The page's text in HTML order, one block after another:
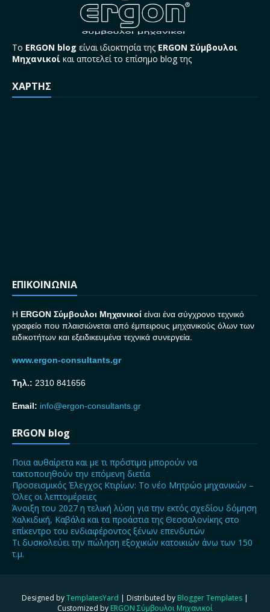
Το ERGON blog είναι ιδιοκτησία της ERGON Σύμβουλοι
Μηχανικοί και αποτελεί το επίσημο blog της
ΧΑΡΤΗΣ
ΕΠΙΚΟΙΝΩΝΙΑ
H ERGON Σύμβουλοι Μηχανικοί είναι ένα σύγχρονο τεχνικό
γραφείο που πλαισιώνεται από έμπειρους μηχανικούς όλων των
ειδικοτήτων και εξειδικευμένα τεχνικά συνεργεία.
www.ergon-consultants.gr
Τηλ.: 2310 841656
Email: info@ergon-consultants.gr
ERGON blog
Ποια αυθαίρετα και με τι πρόστιμα μπορούν να
τακτοποιηθούν την επόμενη διετία
Προσεισμικός Έλεγχος Κτιρίων: Το νέο Μητρώο μηχανικών –
Όλες οι λεπτομέρειες
Άνοιξη του 2027 η τελική λύση για την εκτός σχεδίου δόμηση
Χαλκιδική, Καβάλα και τα προάστια της Θεσσαλονίκης στο
επίκεντρο του ενδιαφέροντος ξένων επενδυτών
Τι δυσκολεύει την πώληση εξοχικών κατοικιών άνω των 150
τ.μ.
Designed byTemplatesYard | Distributed by Blogger Templates |
Customized by ERGON Σύμβουλοι Μηχανικοί